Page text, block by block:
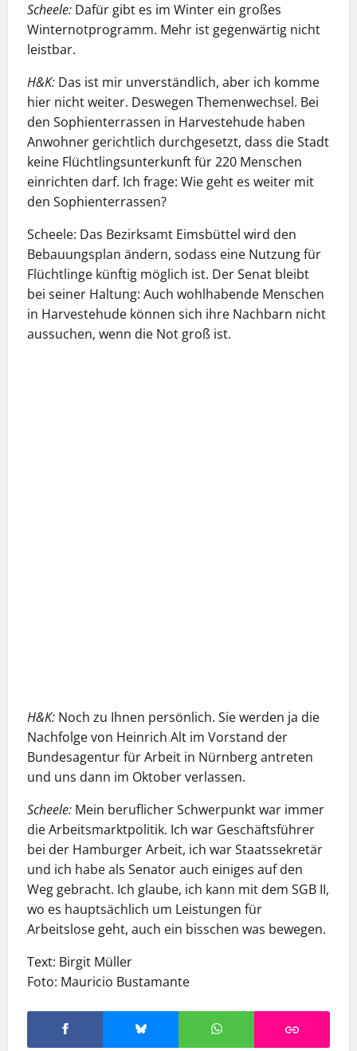
Scheele: Dafür gibt es im Winter ein großes
Winternotprogramm. Mehr ist gegenwärtig nicht
leistbar.
H&K: Das ist mir unverständlich, aber ich komme
hier nicht weiter. Deswegen Themenwechsel. Bei
den Sophienterrassen in Harvestehude haben
Anwohner gerichtlich durchgesetzt, dass die Stadt
keine Flüchtlingsunterkunft für 220 Menschen
einrichten darf. Ich frage: Wie geht es weiter mit
den Sophienterrassen?
Scheele: Das Bezirksamt Eimsbüttel wird den
Bebauungsplan ändern, sodass eine Nutzung für
Flüchtlinge künftig möglich ist. Der Senat bleibt
bei seiner Haltung: Auch wohlhabende Menschen
in Harvestehude können sich ihre Nachbarn nicht
aussuchen, wenn die Not groß ist.
H&K: Noch zu Ihnen persönlich. Sie werden ja die
Nachfolge von Heinrich Alt im Vorstand der
Bundesagentur für Arbeit in Nürnberg antreten
und uns dann im Oktober verlassen.
Scheele: Mein beruflicher Schwerpunkt war immer
die Arbeitsmarktpolitik. Ich war Geschäftsführer
bei der Hamburger Arbeit, ich war Staatssekretär
und ich habe als Senator auch einiges auf den
Weg gebracht. Ich glaube, ich kann mit dem SGB II,
wo es hauptsächlich um Leistungen für
Arbeitslose geht, auch ein bisschen was bewegen.
Text: Birgit Müller
Foto: Mauricio Bustamante